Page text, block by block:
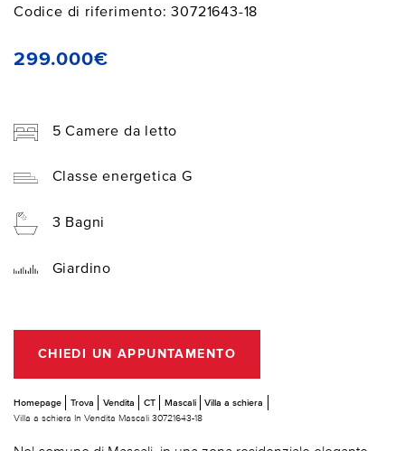
Codice di riferimento: 30721643-18
299.000€
5 Camere da letto
Classe energetica G
3 Bagni
Giardino
CHIEDI UN APPUNTAMENTO
Homepage Trova Vendita CT Mascali
Villa a schiera
Villa a schiera In Vendita Mascali 30721643-18